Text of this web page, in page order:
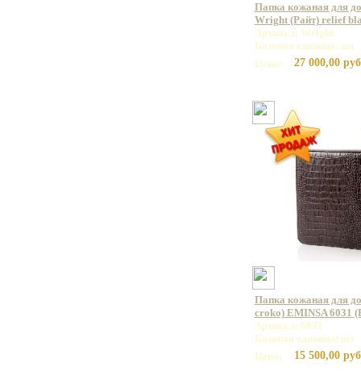
Папка кожаная для
Wright (Райт) relief
Артикул: Wright
Базовая единица: шт
Цена:
27 000,00
Папка кожаная для
croko) EMINSA 6031
Артикул: 6031
Базовая единица: шт
Цена:
15 500,00